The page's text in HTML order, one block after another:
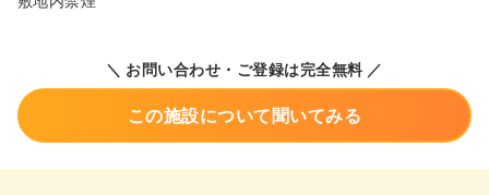
＼ お問い合わせ・ご登録は完全無料 ／
この施設について聞いてみる